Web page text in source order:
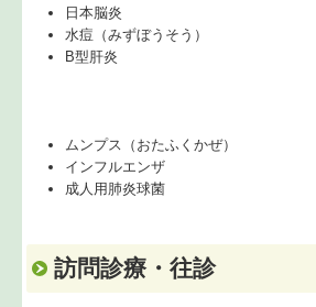
日本脳炎
水痘（みずぼうそう）
B型肝炎
ムンプス（おたふくかぜ）
インフルエンザ
成人用肺炎球菌
訪問診療・往診